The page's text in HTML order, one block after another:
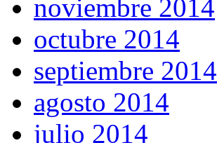
noviembre 2014
octubre 2014
septiembre 2014
agosto 2014
julio 2014